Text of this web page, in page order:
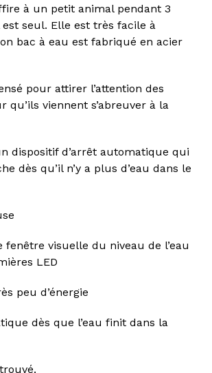
à un petit animal pendant 3
est seul. Elle est très facile à
bac à eau est fabriqué en acier
pour attirer l’attention des
qu’ils viennent s’abreuver à la
dispositif d’arrêt automatique qui
dès qu’il n’y a plus d’eau dans le
fenêtre visuelle du niveau de l’eau
LED
peu d’énergie
dès que l’eau finit dans la